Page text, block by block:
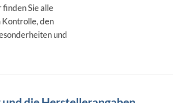
Sie alle
den
und